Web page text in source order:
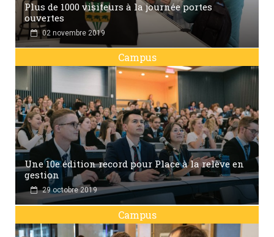
Plus de 1000 visiteurs à la journée portes
ouvertes
02 novembre 2019
Campus
Une 10e édition record pour Place à la relève en
gestion
29 octobre 2019
Campus